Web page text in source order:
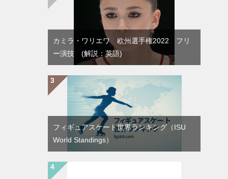
カミラ・ワリエワ 欧州選手権2022 フリ
ー演技 (解説：英語)
フィギュアスケート世界ランキング（ISU
World Standings）